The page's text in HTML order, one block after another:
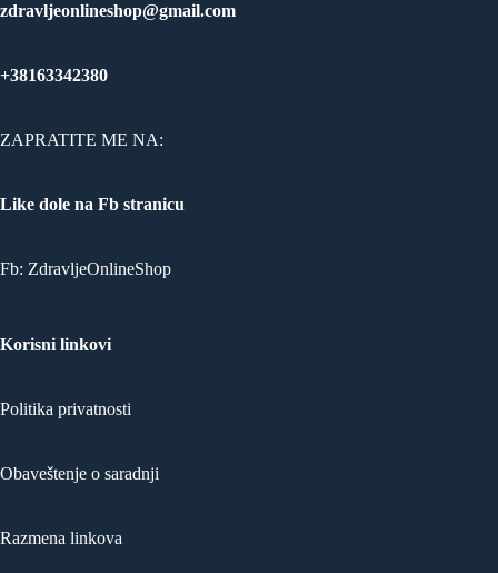
zdravljeonlineshop@gmail.com
+38163342380
ZAPRATITE ME NA:
Like dole na Fb stranicu
Fb: ZdravljeOnlineShop
Korisni linkovi
Politika privatnosti
Obaveštenje o saradnji
Razmena linkova